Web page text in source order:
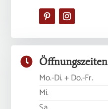
 Öffnungszeiten
Mo.-Di. + Do.-Fr.
Mi.